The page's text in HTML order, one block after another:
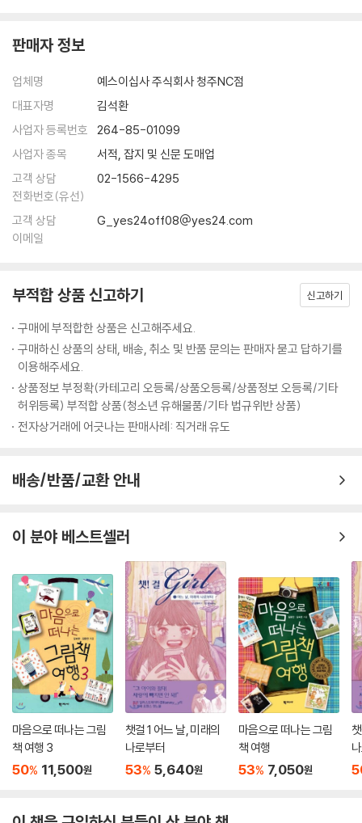
안목과 작가적 내공이 만만치 않음을 의미한다.
을 사는 어린이들이 보다 깊고 따듯한 마음으로 우리 사회와 역사에 눈을
돌릴 수 있을 것으로 기대된다.
러내고 싶은 유혹에 끊임없이 시달리기 마련이고 일정 정도는 그 유혹에
넘어가기도 한다. 그러나 이 작품의 작가는 그러한 유혹에서 냉정하게 느
껴질 정도로 벗어나 있다. 장이라는 어린아이가 보고 이해할 수 있는 범위
에서 정확하게 그 시대 삶을 그리고 있다. 상당한 문학적 훈련의 결과라 여
겨졌다._심사평 중에서
천주교 탄압, 그리고 필사쟁이의 굴곡 많은 삶
명나라에서 들여온 『천주실의』라는 책이 전파되면서 나중에는 신앙으로
까지 받아들여졌으며 상민, 부녀자, 기생, 양반 등 신분에 상관없이 퍼져
나갔다. 서학에서는 세상 모든 사람의 평등을 주장하고 제사 의식 등을 금
지하며 기존 성리학 중심의 사회를 부정했다. 이때 나라에서는 서학, 천주
교를 쫓는 건 기존 질서를 무너뜨리고 잘못된 문화를 전파하는 거라 여겨
가혹한 탄압을 일삼게 되었다.
주인공 장이의 아버지는 필사쟁이로, 밤낮 가리지 않고 언문(한글) 이야기
책을 비롯해 수많은 한자 책을 베껴 쓰며 생활을 이어 나간다. 그런데 어느
끌려간다. 천주학 책을 사간 사람들에 대한 신의를 끝까지 지키며 장이의
다. 이처럼 아버지와 장이에게 ‘필사’라는 일은 꿈과 시련을 동시에 안겨 주
는 것이다. 손이 펴지지 않을 정도로 밤새 필사를 하며 꿈을 잃지 않았던 아
버지. 한순간에 불어 닥친 태풍 앞에서 가진 것 없는 장이네 부자는 속수무
책일 수밖에 없다.
책방 심부름꾼 장이, 세상 밖에 발을 내딛다
장이는 책방 주인 최 서쾌의 말에 따라 책방 심부름꾼 생활을 시작한다. 새
로 들어온 이야기책을 정리하고, 주문 받은 책들을 배달하며 장이는 바쁜
나날을 보낸다. 외롭고 고된 생활 속에서도 늘 호기심 가득한 눈으로 세상
을 보며 영특하고 의젓하게 성장해 나간다.
판매자 정보
업체명
예스이십사 주식회사 청주NC점
대표자명
김석환
사업자 등록번호
264-85-01099
사업자 종목
서적, 잡지 및 신문 도매업
고객 상담
전화번호(유선)
02-1566-4295
고객 상담
이메일
G_yes24off08@yes24.com
부적합 상품 신고하기 신고하기
구매에 부적합한 상품은 신고해주세요.
구매하신 상품의 상태, 배송, 취소 및 반품 문의는 판매자 묻고 답하기를
이용해주세요.
상품정보 부정확(카테고리 오등록/상품오등록/상품정보 오등록/기타
허위등록) 부적합 상품(청소년 유해물품/기타 법규위반 상품)
전자상거래에 어긋나는 판매사례: 직거래 유도
배송/반품/교환 안내
이 분야 베스트셀러
마음으로 떠나는 그림
책 여행 3
50% 11,500원
챗걸 1 어느 날, 미래의
나로부터
53% 5,640원
마음으로 떠나는 그림
책 여행
53% 7,050원